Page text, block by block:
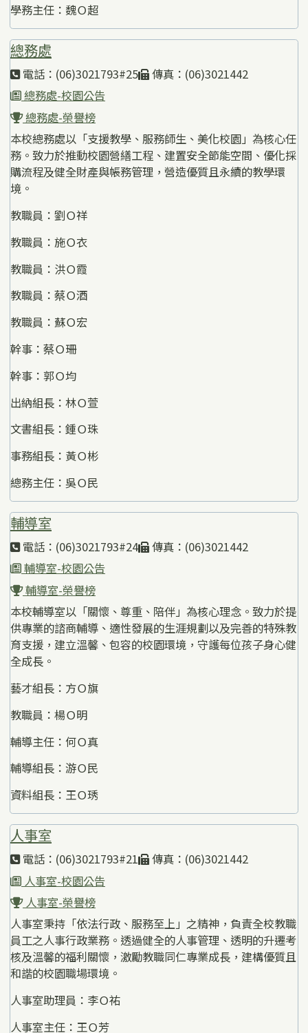
學務主任：魏Ｏ超
總務處
電話：(06)3021793#25
傳真：(06)3021442
總務處-校園公告
總務處-榮譽榜
本校總務處以「支援教學、服務師生、美化校園」為核心任
務。致力於推動校園營繕工程、建置安全節能空間、優化採
購流程及健全財產與帳務管理，營造優質且永續的教學環
境。
教職員：劉Ｏ祥
教職員：施Ｏ衣
教職員：洪Ｏ霞
教職員：蔡Ｏ酒
教職員：蘇Ｏ宏
幹事：蔡Ｏ珊
幹事：郭Ｏ均
出納組長：林Ｏ萱
文書組長：鍾Ｏ珠
事務組長：黃Ｏ彬
總務主任：吳Ｏ民
輔導室
電話：(06)3021793#24
傳真：(06)3021442
輔導室-校園公告
輔導室-榮譽榜
本校輔導室以「關懷、尊重、陪伴」為核心理念。致力於提
供專業的諮商輔導、適性發展的生涯規劃以及完善的特殊教
育支援，建立溫馨、包容的校園環境，守護每位孩子身心健
全成長。
藝才組長：方Ｏ旗
教職員：楊Ｏ明
輔導主任：何Ｏ真
輔導組長：游Ｏ民
資料組長：王Ｏ琇
人事室
電話：(06)3021793#21
傳真：(06)3021442
人事室-校園公告
人事室-榮譽榜
人事室秉持「依法行政、服務至上」之精神，負責全校教職
員工之人事行政業務。透過健全的人事管理、透明的升遷考
核及溫馨的福利關懷，激勵教職同仁專業成長，建構優質且
和諧的校園職場環境。
人事室助理員：李Ｏ祐
人事室主任：王Ｏ芳